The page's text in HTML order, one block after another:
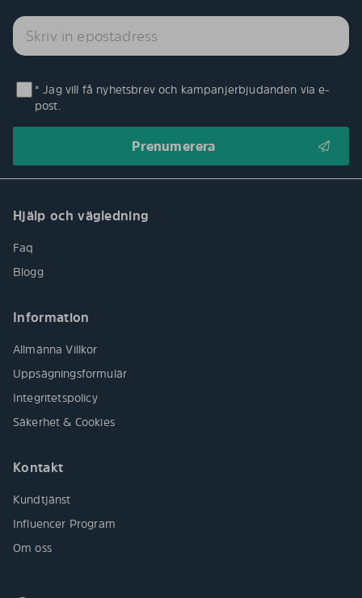
* Jag vill få nyhetsbrev och kampanjerbjudanden via e-
post.
Hjälp och vägledning
Faq
Blogg
Information
Allmänna Villkor
Uppsägningsformulär
Integritetspolicy
Säkerhet & Cookies
Kontakt
Kundtjänst
Influencer Program
Om oss